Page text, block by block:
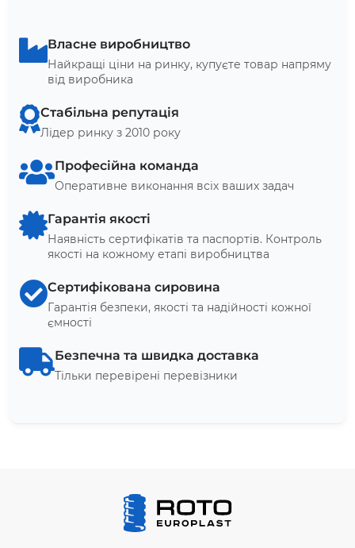
Власне виробництво
Найкращі ціни на ринку, купуєте товар напряму
від виробника
Стабільна репутація
Лідер ринку з 2010 року
Професійна команда
Оперативне виконання всіх ваших задач
Гарантія якості
Наявність сертифікатів та паспортів. Контроль
якості на кожному етапі виробництва
Сертифікована сировина
Гарантія безпеки, якості та надійності кожної
ємності
Безпечна та швидка доставка
Тільки перевірені перевізники